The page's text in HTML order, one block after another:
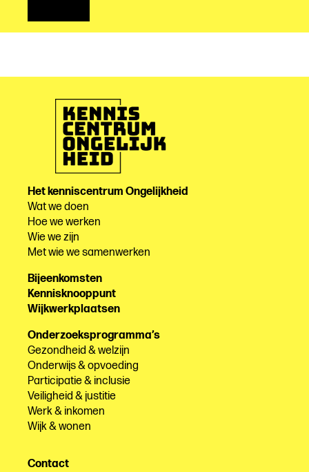
Het kenniscentrum Ongelijkheid
Wat we doen
Hoe we werken
Wie we zijn
Met wie we samenwerken
Bijeenkomsten
Kennisknooppunt
Wijkwerkplaatsen
Onderzoeksprogramma’s
Gezondheid & welzijn
Onderwijs & opvoeding
Participatie & inclusie
Veiligheid & justitie
Werk & inkomen
Wijk & wonen
Contact